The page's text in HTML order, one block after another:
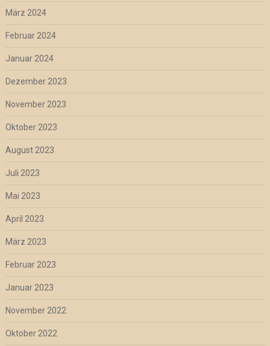
März 2024
Februar 2024
Januar 2024
Dezember 2023
November 2023
Oktober 2023
August 2023
Juli 2023
Mai 2023
April 2023
März 2023
Februar 2023
Januar 2023
November 2022
Oktober 2022